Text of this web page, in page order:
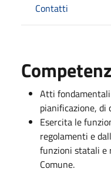
Contatti
Atti
pianificazione, di
Esercita le
regolamenti e
funzioni statali e
Comune.